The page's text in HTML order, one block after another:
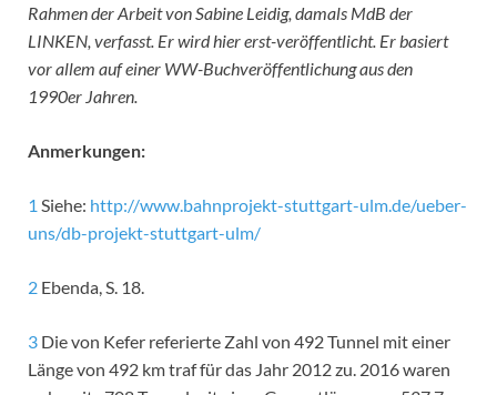
Rahmen der Arbeit von Sabine Leidig, damals MdB der
LINKEN, verfasst. Er wird hier erst-veröffentlicht. Er basiert
vor allem auf einer WW-Buchveröffentlichung aus den
1990er Jahren.
Anmerkungen:
1 Siehe: http://www.bahnprojekt-stuttgart-ulm.de/ueber-
uns/db-projekt-stuttgart-ulm/
2 Ebenda, S. 18.
3 Die von Kefer referierte Zahl von 492 Tunnel mit einer
Länge von 492 km traf für das Jahr 2012 zu. 2016 waren